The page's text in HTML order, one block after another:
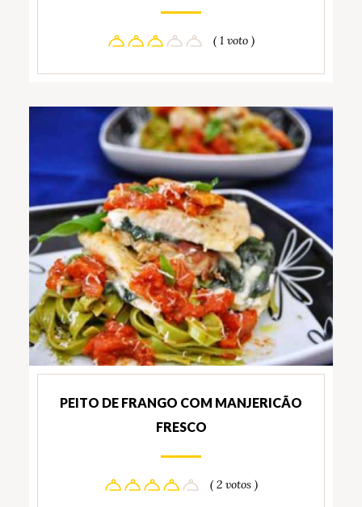
( 1 voto )
PEITO DE FRANGO COM MANJERICÃO
FRESCO
( 2 votos )